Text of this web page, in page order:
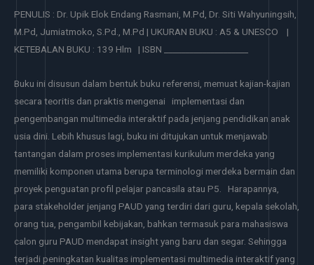
PENULIS : Dr. Upik Elok Endang Rasmani, M.Pd, Dr. Siti Wahyuningsih,
M.Pd, Jumiatmoko, S.Pd., M.Pd | UKURAN BUKU : A5 & UNESCO |
KETEBALAN BUKU : 139 Hlm | ISBN ____________________
Buku ini disusun dalam bentuk buku referensi, memuat kajian-kajian
secara teoritis dan praktis mengenai implementasi dan
pengembangan multimedia interaktif pada jenjang pendidikan anak
usia dini. Lebih khusus lagi, buku ini ditujukan untuk menjawab
tantangan dalam proses implementasi kurikulum merdeka yang
memiliki komponen utama berupa terminologi merdeka bermain dan
proyek penguatan profil pelajar pancasila atau P5. Harapannya,
para stakeholder jenjang PAUD yang terdiri dari guru, kepala sekolah,
orang tua, pengambil kebijakan, bahkan termasuk para mahasiswa
calon guru PAUD mendapat insight yang baru dan segar. Sehingga
terjadi peningkatan kualitas implementasi multimedia interaktif yang